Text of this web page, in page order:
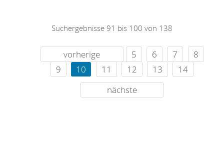
Suchergebnisse 91 bis 100 von 138
vorherige 5 6 7
8
9
10 11 12 13
14
nächste